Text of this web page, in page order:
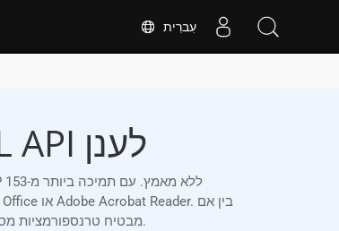
עִברִית
ממיר מקוון מ-VSX ל-ODP | אפליקציה חינמית ו-cURL API לענן
אתה עובד על Windows, macOS, Linux או כל פלטפורמה אחרת, GroupDocs.Conversion Cloud מבטיח טרנספורמציות מסמכים חלקות ומדויקות בכל זמן ובכל מקום.